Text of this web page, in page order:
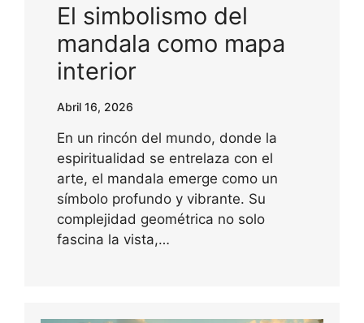
El simbolismo del
mandala como mapa
interior
Abril 16, 2026
En un rincón del mundo, donde la
espiritualidad se entrelaza con el
arte, el mandala emerge como un
símbolo profundo y vibrante. Su
complejidad geométrica no solo
fascina la vista,…